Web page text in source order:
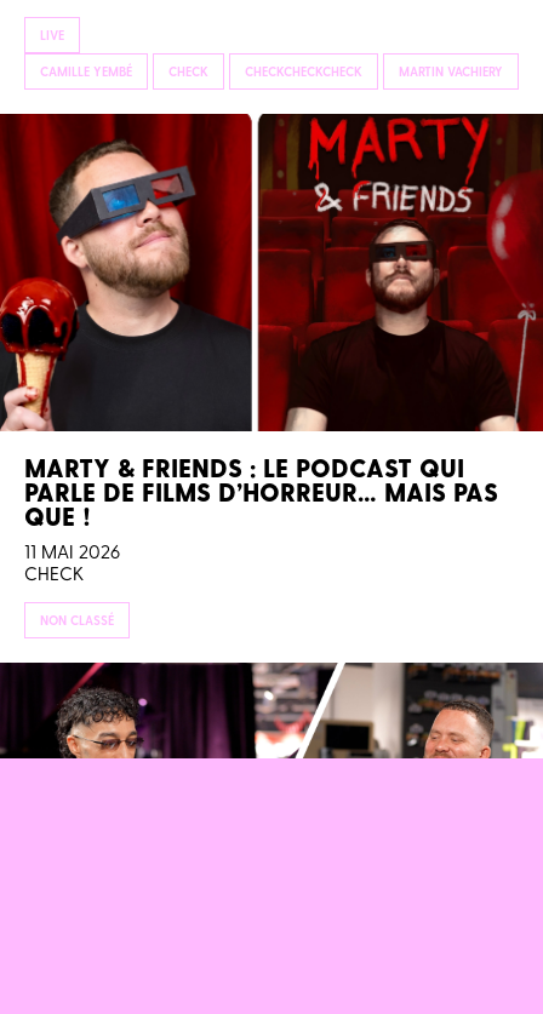
LIVE
CAMILLE YEMBÉ CHECK CHECKCHECKCHECK MARTIN VACHIERY
MARTY & FRIENDS : LE PODCAST QUI
PARLE DE FILMS D’HORREUR… MAIS PAS
QUE !
11 MAI 2026
CHECK
NON CLASSÉ